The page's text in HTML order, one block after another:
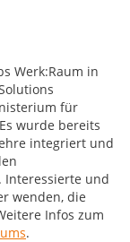
Werk:Raum in
für
wurde bereits
integriert und
Interessierte und
wenden, die
Infos zum
.